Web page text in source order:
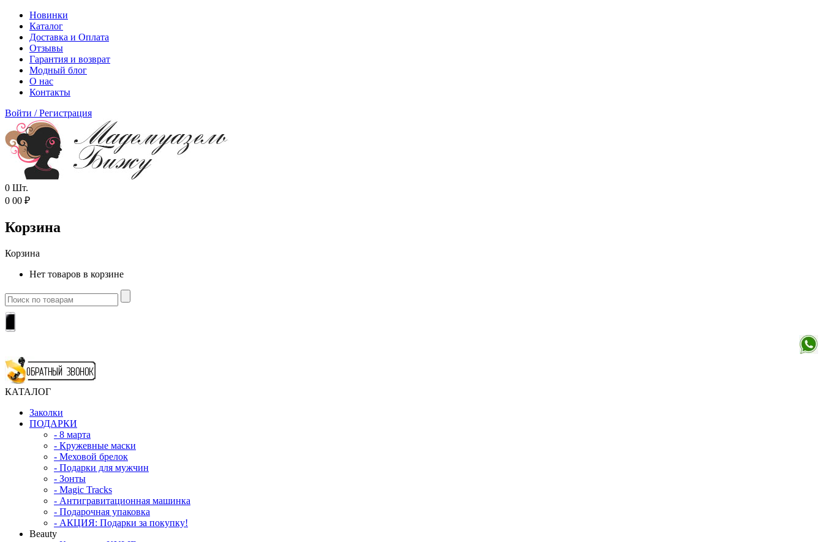
Новинки
Каталог
Доставка и Оплата
Отзывы
Гарантия и возврат
Модный блог
О нас
Контакты
Войти /Регистрация
0 Шт.
0 00 ₽
Корзина
Корзина
Нет товаров в корзине
КАТАЛОГ
Заколки
ПОДАРКИ
- 8 марта
- Кружевные маски
- Меховой брелок
- Подарки для мужчин
- Зонты
- Magic Tracks
- Антигравитационная машинка
- Подарочная упаковка
- АКЦИЯ: Подарки за покупку!
Beauty